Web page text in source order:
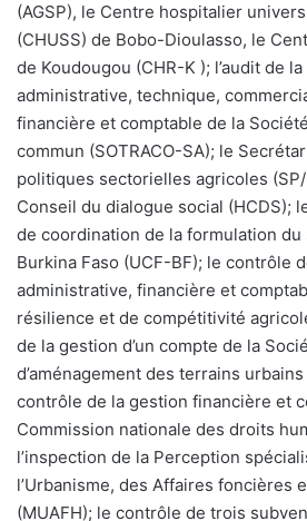
(AGSP), le Centre hospitalier
(CHUSS) de Bobo-Dioulasso, le
de Koudougou (CHR-K ); l’audit de
administrative, technique,
financière et comptable de la
commun (SOTRACO-SA); le
politiques sectorielles agricoles (SP/
Conseil du dialogue social (HCDS);
de coordination de la formulation du
Burkina Faso (UCF-BF); le contrôle
administrative, financière et
résilience et de compétitivité
de la gestion d’un compte de la
d’aménagement des terrains urbains
contrôle de la gestion financière et
Commission nationale des droits
l’inspection de la Perception
l’Urbanisme, des Affaires foncières
(MUAFH); le contrôle de trois